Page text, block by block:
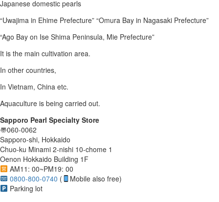
Japanese domestic pearls
“Uwajima in Ehime Prefecture” “Omura Bay in Nagasaki Prefecture”
“Ago Bay on Ise Shima Peninsula, Mie Prefecture”
It is the main cultivation area.
In other countries,
In Vietnam, China etc.
Aquaculture is being carried out.
Sapporo Pearl Specialty Store
〠060-0062
Sapporo-shi, Hokkaido
Chuo-ku Minami 2-nishi 10-chome 1
Oenon Hokkaido Building 1F
AM11: 00~PM19: 00
0800-800-0740 (
Mobile also free)
Parking lot